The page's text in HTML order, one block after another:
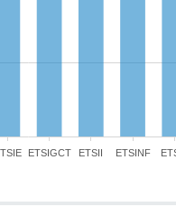
ETSIGCT ETSII ETSINF